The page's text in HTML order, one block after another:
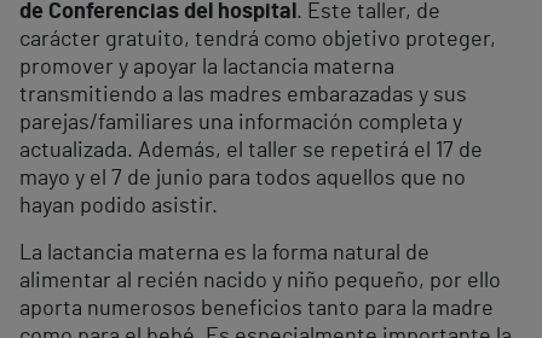
de Conferencias del hospital . Este taller, de
carácter gratuito, tendrá como objetivo proteger,
promover y apoyar la lactancia materna
transmitiendo a las madres embarazadas y sus
parejas/familiares una información completa y
actualizada. Además, el taller se repetirá el 17 de
mayo y el 7 de junio para todos aquellos que no
hayan podido asistir.
La lactancia materna es la forma natural de
alimentar al recién nacido y niño pequeño, por ello
aporta numerosos beneficios tanto para la madre